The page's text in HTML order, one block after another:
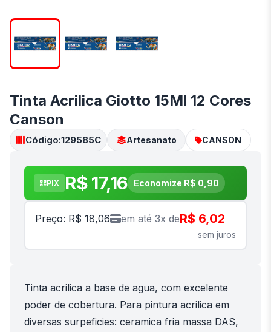
Tinta Acrilica Giotto 15Ml 12 Cores
Canson
Código:129585C Artesanato CANSON
PIX R$ 17,16 Economize R$ 0,90
Preço: R$ 18,06 em até 3x deR$ 6,02
sem juros
Tinta acrilica a base de agua, com excelente
poder de cobertura. Para pintura acrilica em
diversas surpeficies: ceramica fria massa DAS,